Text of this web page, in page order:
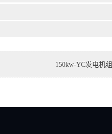
150kw-YC发电机组